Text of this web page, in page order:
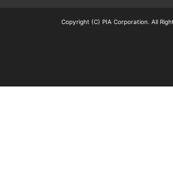
Copyright (C) PIA Corporation. All